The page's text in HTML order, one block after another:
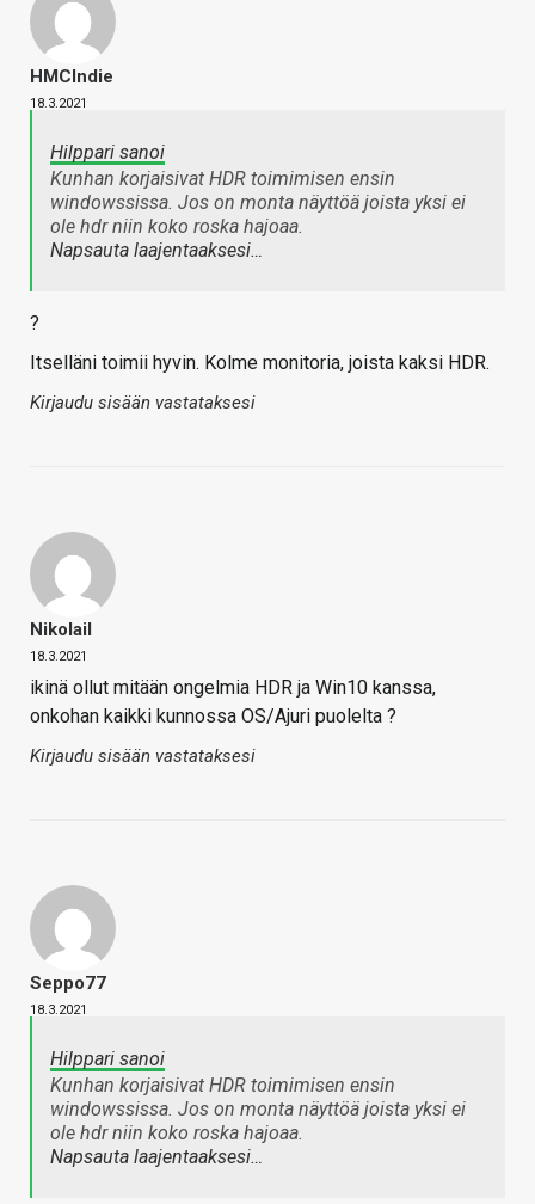
HMCIndie
18.3.2021
Hilppari sanoi
Kunhan korjaisivat HDR toimimisen ensin
windowssissa. Jos on monta näyttöä joista yksi ei
ole hdr niin koko roska hajoaa.
Napsauta laajentaaksesi…
?
Itselläni toimii hyvin. Kolme monitoria, joista kaksi HDR.
Kirjaudu sisään vastataksesi
Nikolail
18.3.2021
ikinä ollut mitään ongelmia HDR ja Win10 kanssa,
onkohan kaikki kunnossa OS/Ajuri puolelta ?
Kirjaudu sisään vastataksesi
Seppo77
18.3.2021
Hilppari sanoi
Kunhan korjaisivat HDR toimimisen ensin
windowssissa. Jos on monta näyttöä joista yksi ei
ole hdr niin koko roska hajoaa.
Napsauta laajentaaksesi…